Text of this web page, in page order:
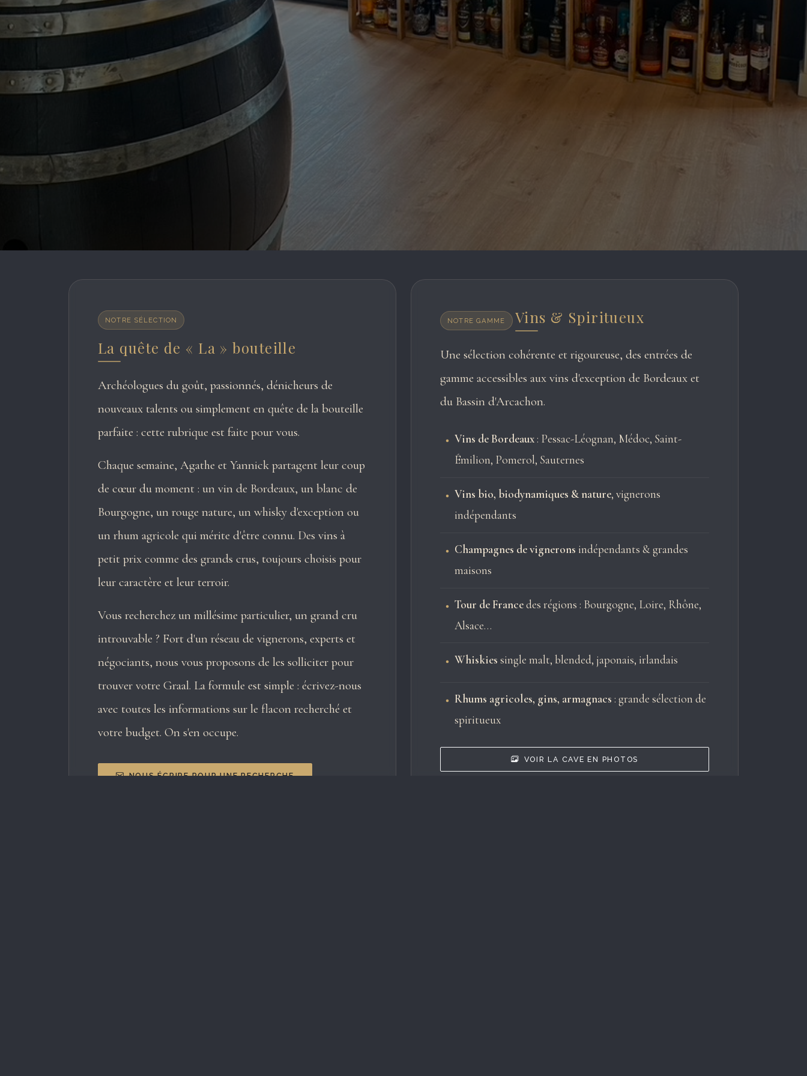
NOTRE SÉLECTION
La quête de « La » bouteille
Archéologues du goût, passionnés, dénicheurs de
nouveaux talents ou simplement en quête de la bouteille
parfaite : cette rubrique est faite pour vous.
Chaque semaine, Agathe et Yannick partagent leur coup
de cœur du moment : un vin de Bordeaux, un blanc de
Bourgogne, un rouge nature, un whisky d'exception ou
un rhum agricole qui mérite d'être connu. Des vins à
petit prix comme des grands crus, toujours choisis pour
leur caractère et leur terroir.
Vous recherchez un millésime particulier, un grand cru
introuvable ? Fort d'un réseau de vignerons, experts et
négociants, nous vous proposons de les solliciter pour
trouver votre Graal. La formule est simple : écrivez-nous
avec toutes les informations sur le flacon recherché et
votre budget. On s'en occupe.
NOUS ÉCRIRE POUR UNE RECHERCHE
NOTRE GAMME Vins & Spiritueux
Une sélection cohérente et rigoureuse, des entrées de
gamme accessibles aux vins d'exception de Bordeaux et
du Bassin d'Arcachon.
Vins de Bordeaux : Pessac-Léognan, Médoc, Saint-
Émilion, Pomerol, Sauternes
Vins bio, biodynamiques & nature, vignerons
indépendants
Champagnes de vignerons indépendants & grandes
maisons
Tour de Francedes régions : Bourgogne, Loire, Rhône,
Alsace…
Whiskies single malt, blended, japonais, irlandais
Rhums agricoles, gins, armagnacs : grande sélection de
spiritueux
VOIR LA CAVE EN PHOTOS